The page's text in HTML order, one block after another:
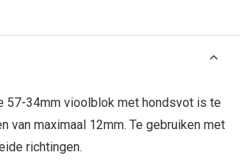
57-34mm vioolblok met hondsvot is te
van maximaal 12mm. Te gebruiken met
richtingen.